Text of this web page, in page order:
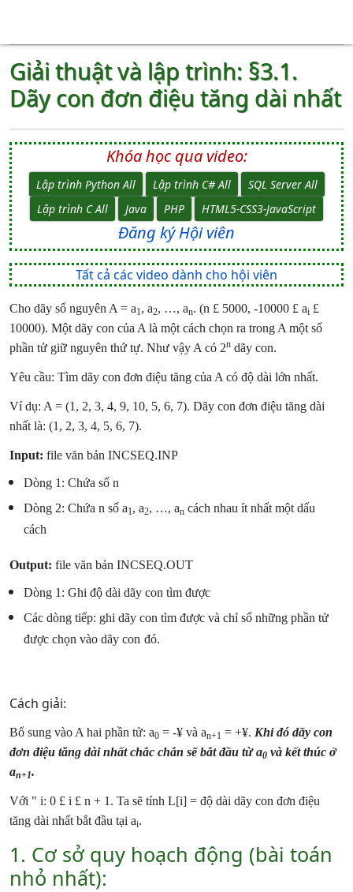
Giải thuật và lập trình: §3.1.
Dãy con đơn điệu tăng dài nhất
Khóa học qua video:
Lập trình Python All Lập trình C# All
SQL Server All
Lập trình C All
Java PHP HTML5-CSS3-JavaScript
Đăng ký Hội viên
Tất cả các video dành cho hội viên
Cho dãy số nguyên A = a1, a2, …, an. (n £ 5000, -10000 £ ai £
10000). Một dãy con của A là một cách chọn ra trong A một số
phần tử giữ nguyên thứ tự. Như vậy A có 2n dãy con.
Yêu cầu: Tìm dãy con đơn điệu tăng của A có độ dài lớn nhất.
Ví dụ: A = (1, 2, 3, 4, 9, 10, 5, 6, 7). Dãy con đơn điệu tăng dài
nhất là: (1, 2, 3, 4, 5, 6, 7).
Input: file văn bản INCSEQ.INP
Dòng 1: Chứa số n
Dòng 2: Chứa n số a1, a2, …, an cách nhau ít nhất một dấu
cách
Output: file văn bản INCSEQ.OUT
Dòng 1: Ghi độ dài dãy con tìm được
Các dòng tiếp: ghi dãy con tìm được và chỉ số những phần tử
được chọn vào dãy con đó.
Cách giải:
Bổ sung vào A hai phần tử: a0 = -¥ và an+1 = +¥. Khi đó dãy con
đơn điệu tăng dài nhất chắc chắn sẽ bắt đầu từ a0 và kết thúc ở
an+1.
Với " i: 0 £ i £ n + 1. Ta sẽ tính L[i] = độ dài dãy con đơn điệu
tăng dài nhất bắt đầu tại ai.
1. Cơ sở quy hoạch động (bài toán
nhỏ nhất):